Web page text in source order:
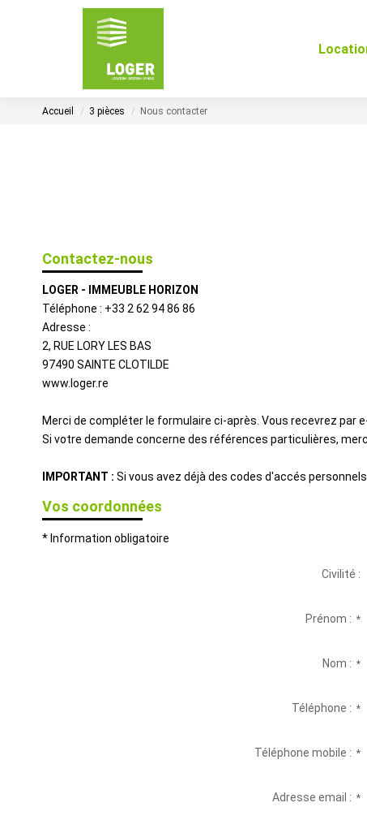
Accueil 3 pièces Nous contacter
Contactez-nous
LOGER - IMMEUBLE HORIZON
Téléphone : +33 2 62 94 86 86
Adresse :
2, RUE LORY LES BAS
97490 SAINTE CLOTILDE
www.loger.re
Merci de compléter le formulaire ci-après. Vous recevrez par
Si votre demande concerne des références particulières,
IMPORTANT : Si vous avez déjà des codes d'accés
Vos coordonnées
* Information obligatoire
Civilité :
Prénom :*
Nom :*
Téléphone :*
Téléphone mobile :*
Adresse email :*